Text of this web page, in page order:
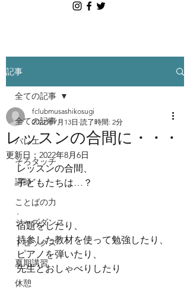
記事
全ての記事
バレエ
そろタッチ
講師
ことばの力
ジャズダンス
トピックス
夏期講習
休憩
全ての記事
レッスンの合間に・・・
fclubmusashikosugi
2022年7月13日 読了時間: 2分
更新日： 2022年8月6日
レッスンの合間、
子どもたちは…？
.
.
宿題をしたり、
持参した教材を使って勉強したり、
ピアノを弾いたり、
先生とおしゃべりしたり
.